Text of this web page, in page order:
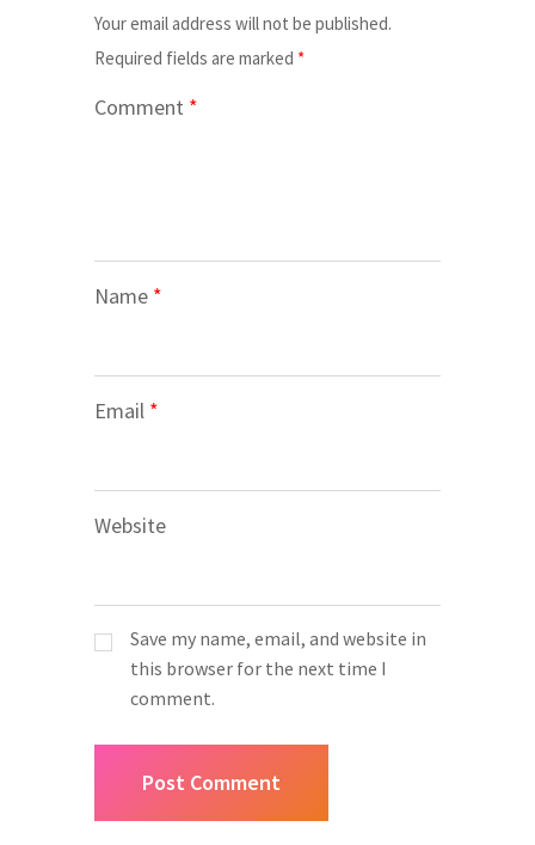
Your email address will not be published.
Required fields are marked *
Comment *
Name *
Email *
Website
Save my name, email, and website in
this browser for the next time I
comment.